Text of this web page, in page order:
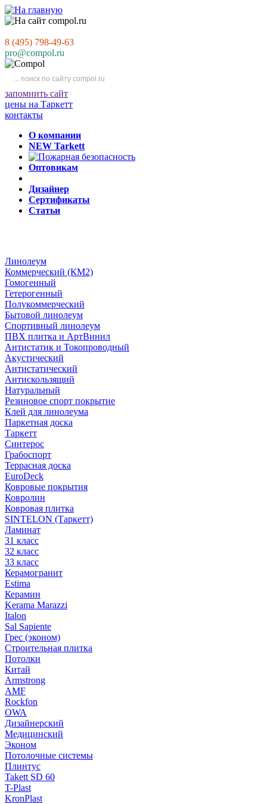
8 (495) 798-49-63
pro@compol.ru
запомнить сайт
цены на Таркетт
контакты
О компании
NEW Tarkett
Оптовикам
Дизайнер
Сертификаты
Статьи
Линолеум
Коммерческий (КМ2)
Гомогенный
Гетерогенный
Полукоммерческий
Бытовой линолеум
Спортивный линолеум
ПВХ плитка и АртВинил
Антистатик и Токопроводный
Акустический
Антистатический
Антискользящий
Натуральный
Резиновое спорт покрытие
Клей для линолеума
Паркетная доска
Таркетт
Синтерос
Грабоспорт
Террасная доска
EuroDeck
Ковровые покрытия
Ковролин
Ковровая плитка
SINTELON (Таркетт)
Ламинат
31 класс
32 класс
33 класс
Керамогранит
Estima
Керамин
Kerama Marazzi
Italon
Sal Sapiente
Грес (эконом)
Строительная плитка
Потолки
Китай
Armstrong
AMF
Rockfon
OWA
Дизайнерский
Медицинский
Эконом
Потолочные системы
Плинтус
Takett SD 60
T-Plast
KronPlast